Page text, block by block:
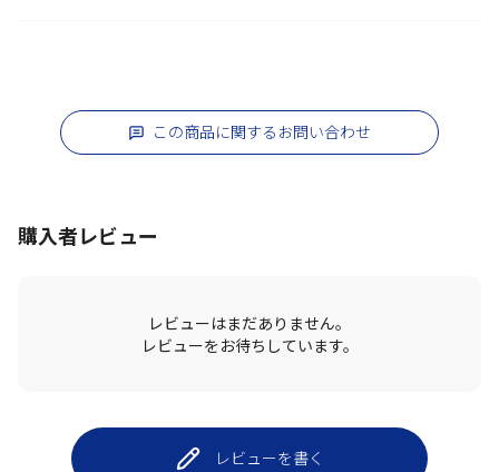
この商品に関するお問い合わせ
購入者レビュー
レビューはまだありません。
レビューをお待ちしています。
レビューを書く